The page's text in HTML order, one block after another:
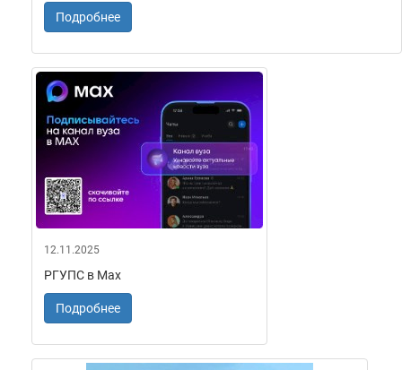
Подробнее
12.11.2025
РГУПС в Мах
Подробнее